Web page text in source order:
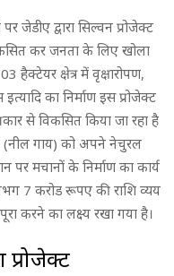
जेडीए द्वारा सिल्वन प्रोजेक्ट
कर जनता के लिए खोला
हैक्टेयर क्षेत्र में वृक्षारोपण,
का निर्माण इस प्रोजेक्ट
से विकसित किया जा रहा है
(नील गाय) को अपने नेचुरल
मचानों के निर्माण का कार्य
7 करोड रूपए की राशि व्यय
करने का लक्ष्य रखा गया है।